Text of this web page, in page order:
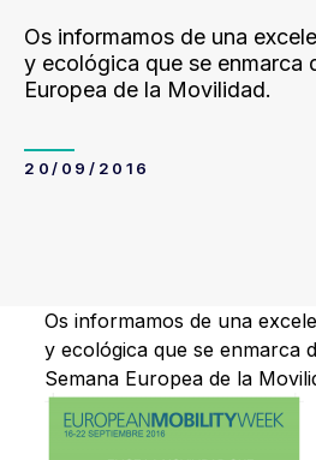
Os informamos de una
y ecológica que se enmarca
Europea de la Movilidad.
20/09/2016
Os informamos de una
y ecológica que se enmarca
Semana Europea de la